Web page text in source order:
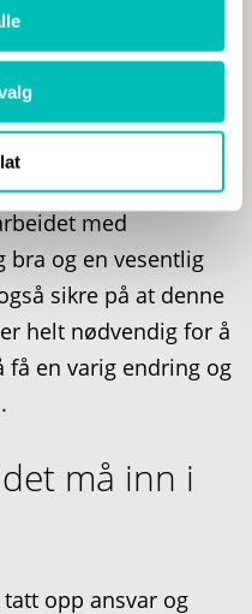
i de fleste
på alvor og
med
bra og en vesentlig
sikre på at denne
helt nødvendig for å
få en varig endring og
må inn i
opp ansvar og